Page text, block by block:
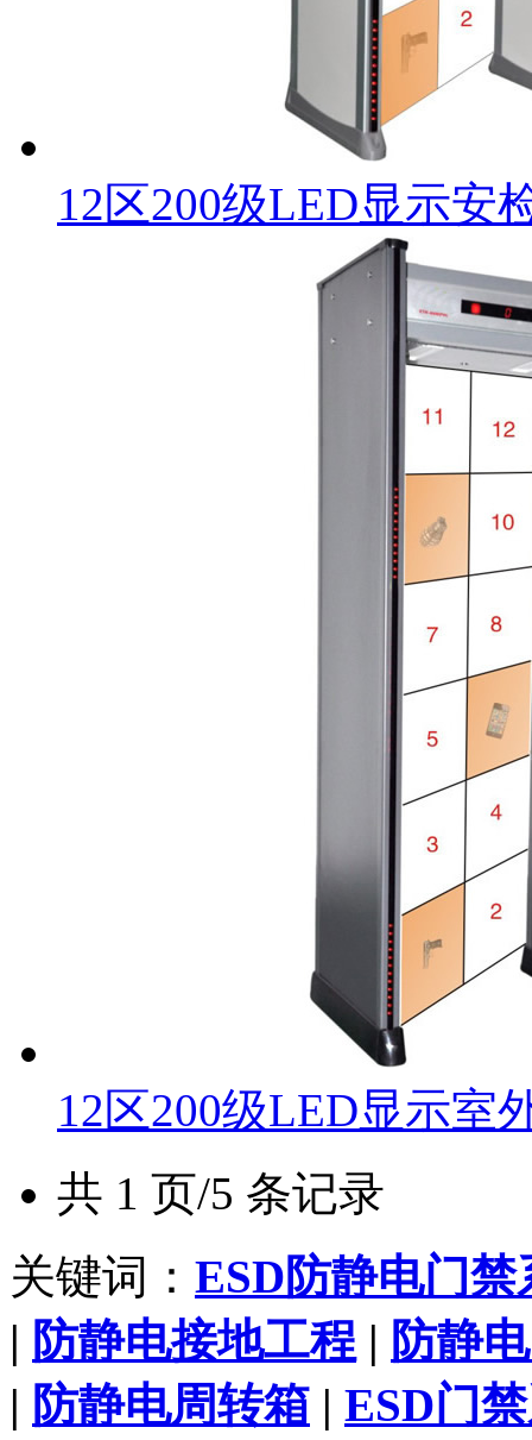
12区200级LED显示安
12区200级LED显示室
共 1 页/5 条记录
关键词： ESD防静电门禁
| 防静电接地工程 | 防静
| 防静电周转箱 | ESD门